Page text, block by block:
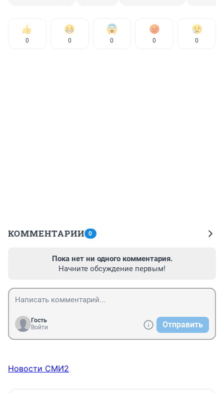
0 0 0 0 0
КОММЕНТАРИИ 0
Пока нет ни одного комментария.
Начните обсуждение первым!
Гость
Войти
Отправить
Новости СМИ2